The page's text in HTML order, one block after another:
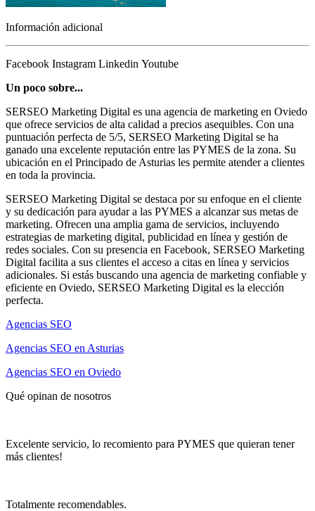
Información adicional
Facebook Instagram Linkedin Youtube
Un poco sobre...
SERSEO Marketing Digital es una agencia de marketing en Oviedo
que ofrece servicios de alta calidad a precios asequibles. Con una
puntuación perfecta de 5/5, SERSEO Marketing Digital se ha
ganado una excelente reputación entre las PYMES de la zona. Su
ubicación en el Principado de Asturias les permite atender a clientes
en toda la provincia.
SERSEO Marketing Digital se destaca por su enfoque en el cliente
y su dedicación para ayudar a las PYMES a alcanzar sus metas de
marketing. Ofrecen una amplia gama de servicios, incluyendo
estrategias de marketing digital, publicidad en línea y gestión de
redes sociales. Con su presencia en Facebook, SERSEO Marketing
Digital facilita a sus clientes el acceso a citas en línea y servicios
adicionales. Si estás buscando una agencia de marketing confiable y
eficiente en Oviedo, SERSEO Marketing Digital es la elección
perfecta.
Agencias SEO
Agencias SEO en Asturias
Agencias SEO en Oviedo
Qué opinan de nosotros
Excelente servicio, lo recomiento para PYMES que quieran tener
más clientes!
Totalmente recomendables.